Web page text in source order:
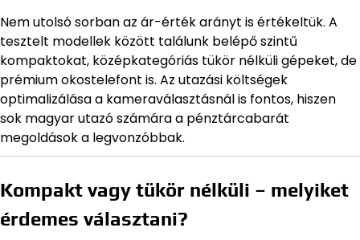
Nem utolsó sorban az ár-érték arányt is értékeltük. A
tesztelt modellek között találunk belépő szintű
kompaktokat, középkategóriás tükör nélküli gépeket, de
prémium okostelefont is. Az utazási költségek
optimalizálása a kameraválasztásnál is fontos, hiszen
sok magyar utazó számára a pénztárcabarát
megoldások a legvonzóbbak.
Kompakt vagy tükör nélküli – melyiket
érdemes választani?